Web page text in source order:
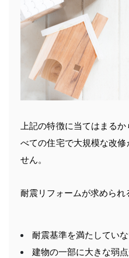
上記の特徴に当てはまる
べての住宅で大規模な改
せん。
耐震リフォームが求められ
耐震基準を満たしてい
建物の一部に大きな弱